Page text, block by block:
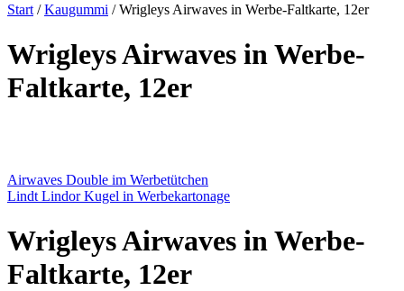
Start / Kaugummi /Wrigleys Airwaves in Werbe-Faltkarte, 12er
Wrigleys Airwaves in Werbe-
Faltkarte, 12er
Airwaves Double im Werbetütchen
Lindt Lindor Kugel in Werbekartonage
Wrigleys Airwaves in Werbe-
Faltkarte, 12er